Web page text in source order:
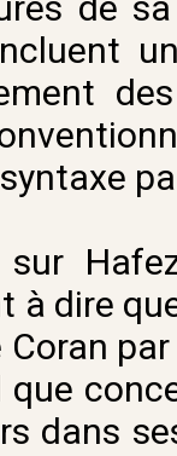
sur
à dire
Coran
dans